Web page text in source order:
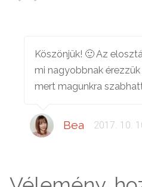
Köszönjük! 🙂 Az
mi nagyobbnak
mert magunkra
Bea 2017. 10.